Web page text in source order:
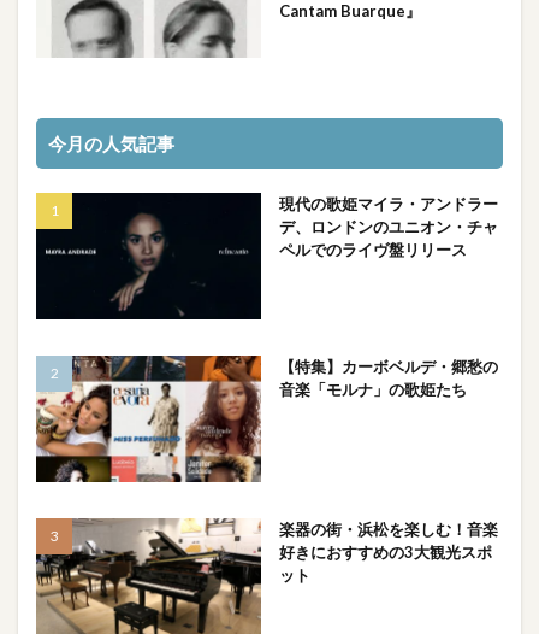
Cantam Buarque』
今月の人気記事
現代の歌姫マイラ・アンドラー
デ、ロンドンのユニオン・チャ
ペルでのライヴ盤リリース
【特集】カーボベルデ・郷愁の
音楽「モルナ」の歌姫たち
楽器の街・浜松を楽しむ！音楽
好きにおすすめの3大観光スポ
ット